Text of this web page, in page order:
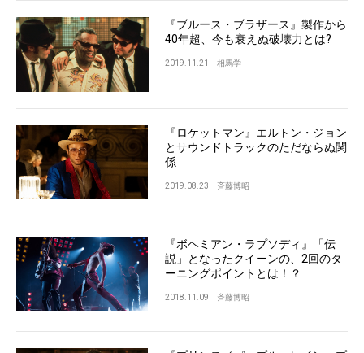
『ブルース・ブラザース』製作から
40年超、今も衰えぬ破壊力とは?
2019.11.21 相馬学
『ロケットマン』エルトン・ジョン
とサウンドトラックのただならぬ関
係
2019.08.23 斉藤博昭
『ボヘミアン・ラプソディ』「伝
説」となったクイーンの、2回のタ
ーニングポイントとは！？
2018.11.09 斉藤博昭